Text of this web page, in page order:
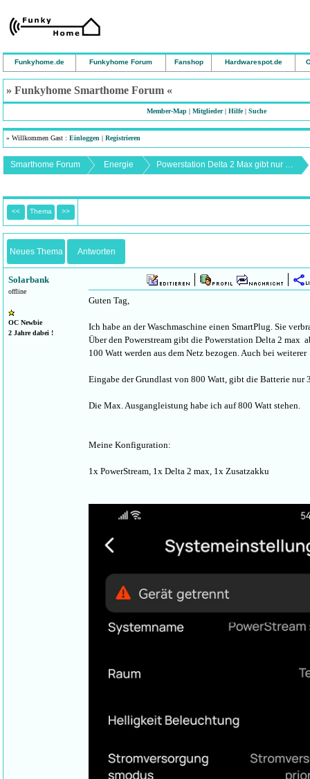
Funkyhome.de Funkyhome Forum Fanshop Hardwarespot.de
» Funkyhome Smarthome Forum «
Member-Map | Mitglieder| Hilfe| Suche
» Willkommen Gast : Einloggen | Registrieren
Smarthome Forum Energie Powerstation Delta 2 Max gibt nur max. 300 Watt ab
<< Thema >>
Neues Thema Antworten
Solarbank
offline
OC Newbie
2 Jahre dabei !
Guten Tag,
Ich habe an der Waschmaschine einen SmartPlug. Sie
Über den Powerstream gibt die Powerstation Delta 2 max
100 Watt werden aus dem Netz bezogen. Auch bei weiterer
Eingabe der Grundlast von 800 Watt, gibt die Batterie nur
Die Max. Ausgangleistung habe ich auf 800 Watt stehen.
Meine Konfiguration:
1x PowerStream, 1x Delta 2 max, 1x Zusatzakku